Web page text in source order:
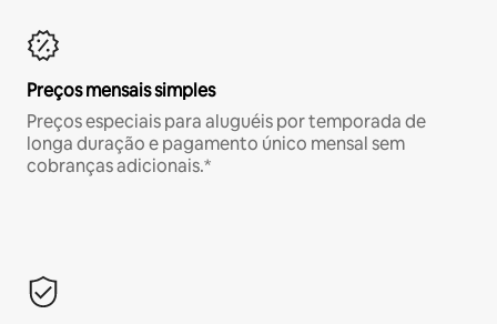
Preços mensais simples
Preços especiais para aluguéis por temporada de
longa duração e pagamento único mensal sem
cobranças adicionais.*